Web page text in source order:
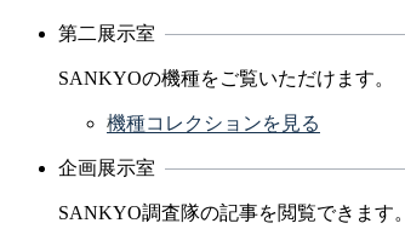
第二展示室
SANKYOの機種をご覧いただけます。
機種コレクションを見る
企画展示室
SANKYO調査隊の記事を閲覧できます。